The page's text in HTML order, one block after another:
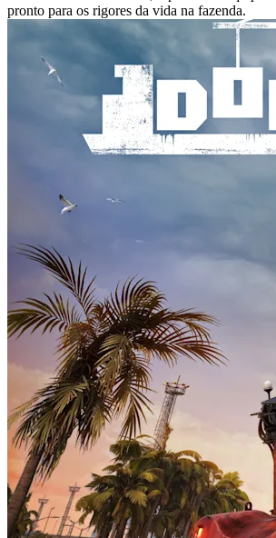
pronto para os rigores da vida na fazenda.